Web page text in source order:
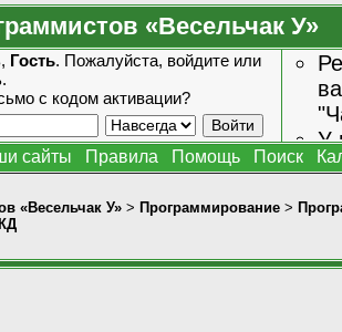
«Весельчак У»
Гость. Пожалуйста, войдите или
.
с кодом активации?
У
сайты Правила Помощь Поиск
«Весельчак У» > Программирование >